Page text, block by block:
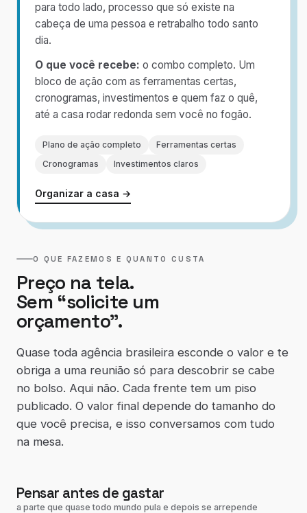
para todo lado, processo que só existe na
cabeça de uma pessoa e retrabalho todo santo
dia.
O que você recebe: o combo completo. Um
bloco de ação com as ferramentas certas,
cronogramas, investimentos e quem faz o quê,
até a casa rodar redonda sem você no fogão.
Plano de ação completo
Ferramentas certas
Cronogramas
Investimentos claros
Organizar a casa →
O QUE FAZEMOS E QUANTO CUSTA
Preço na tela.
Sem “solicite um
orçamento”.
Quase toda agência brasileira esconde o valor e te
obriga a uma reunião só para descobrir se cabe
no bolso. Aqui não. Cada frente tem um piso
publicado. O valor final depende do tamanho do
que você precisa, e isso conversamos com tudo
na mesa.
Pensar antes de gastar
a parte que quase todo mundo pula e depois se arrepende